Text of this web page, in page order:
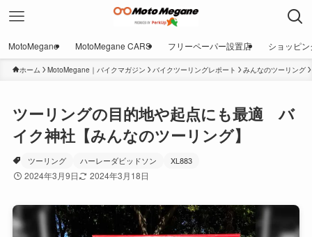
MotoMegane MotoMegane CARS フリーペーパー設置店 ショッピン
ホーム MotoMegane｜バイクマガジン バイクツーリングレポート みんなのツーリング
ツーリングの目的地や起点にも最適 バ
イク神社【みんなのツーリング】
ツーリング ハーレーダビッドソン XL883
2024年3月9日 2024年3月18日